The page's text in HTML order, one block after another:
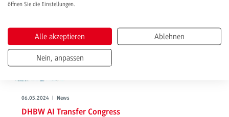
06.05.2024 | News
DHBW AI Transfer Congress
öffnen Sie die Einstellungen.
Alle akzeptieren Ablehnen
Nein, anpassen